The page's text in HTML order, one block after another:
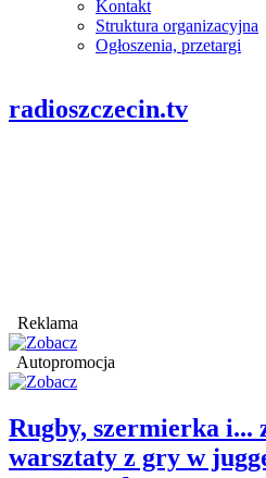
Kontakt
Struktura organizacyjna
Ogłoszenia, przetargi
radioszczecin.tv
Reklama
Autopromocja
Rugby, szermierka i...
warsztaty z gry w